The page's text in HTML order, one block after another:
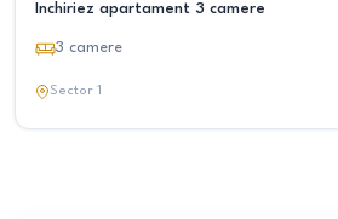
Inchiriez apartament 3 camere
3 camere
Sector 1